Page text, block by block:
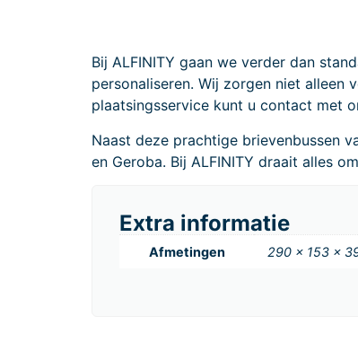
Bij ALFINITY gaan we verder dan
personaliseren. Wij zorgen niet
plaatsingsservice kunt u contact met
Naast deze prachtige brievenbussen
en Geroba. Bij ALFINITY draait alles
Extra informatie
Afmetingen 290 × 153 ×